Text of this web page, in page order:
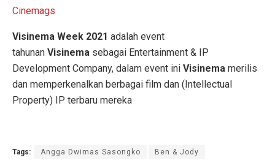
Cinemags
Visinema Week 2021 adalah event
tahunan Visinema sebagai Entertainment & IP
Development Company, dalam event ini Visinema merilis
dan memperkenalkan berbagai film dan (Intellectual
Property) IP terbaru mereka
Tags: Angga Dwimas Sasongko Ben & Jody